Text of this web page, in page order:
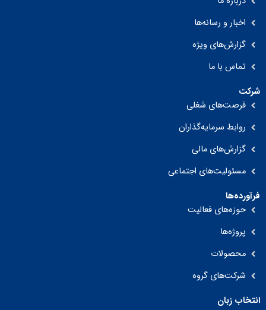
اخبار و رسانه‌ها
گزارش‌های ویژه
تماس با ما
شرکت
فرصت‌های شغلی
روابط سرمایه‌گذاران
گزارش‌های مالی
مسئولیت‌های اجتماعی
فرآورده‌ها
حوزه‌های فعالیت
پروژه‌ها
محصولات
شرکت‌های گروه
انتخاب زبان